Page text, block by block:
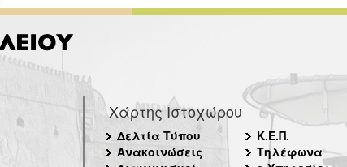
Χάρτης Ιστοχώρου
Δελτία Τύπου
Ανακοινώσεις
Κ.Ε.Π.
Τηλέφωνα